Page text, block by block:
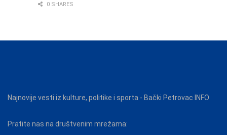
0 SHARES
Najnovije vesti iz kulture, politike i sporta - Bački Petrovac INFO
Pratite nas na društvenim mrežama: